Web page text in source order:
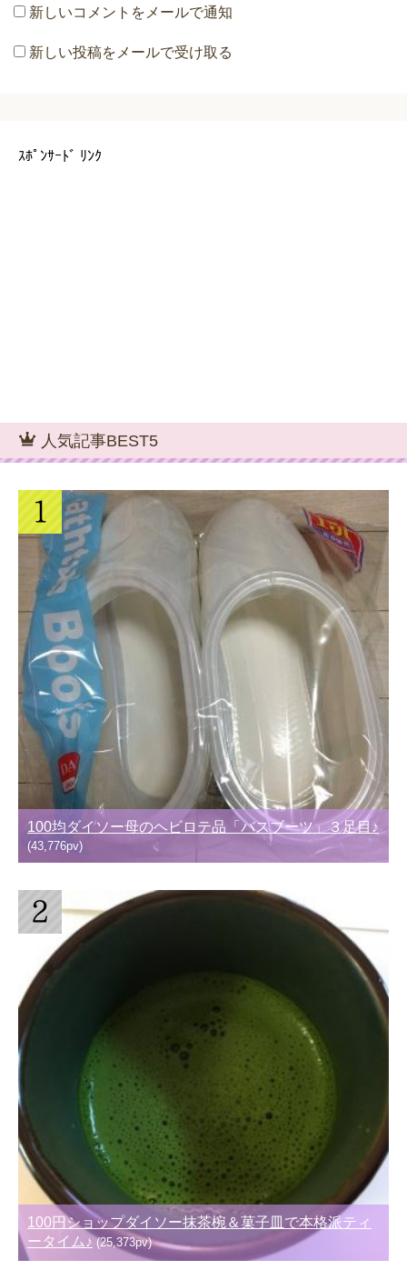
新しいコメントをメールで通知
新しい投稿をメールで受け取る
ｽﾎﾟﾝｻｰﾄﾞ ﾘﾝｸ
人気記事BEST5
100均ダイソー母のヘビロテ品「バスブーツ」３足目♪
(43,776pv)
100円ショップダイソー抹茶椀＆菓子皿で本格派ティ
ータイム♪ (25,373pv)